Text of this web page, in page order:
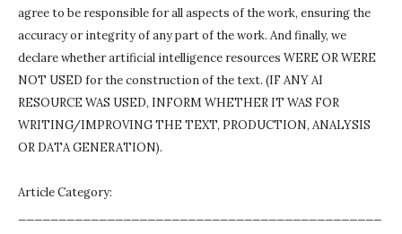
agree to be responsible for all aspects of the work, ensuring the
accuracy or integrity of any part of the work. And finally, we
declare whether artificial intelligence resources WERE OR WERE
NOT USED for the construction of the text. (IF ANY AI
RESOURCE WAS USED, INFORM WHETHER IT WAS FOR
WRITING/IMPROVING THE TEXT, PRODUCTION, ANALYSIS
OR DATA GENERATION).
Article Category: